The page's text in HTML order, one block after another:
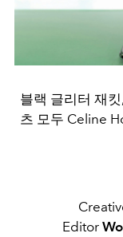
블랙 글리터 재
츠 모두 Celine
Editor